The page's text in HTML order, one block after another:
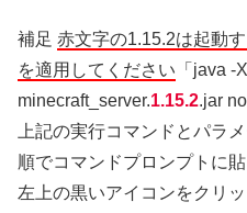
補足 赤文字の1.15.2は起動
を適用してください 「java
minecraft_server.1.15.2.jar
上記の実行コマンドとパラ
順でコマンドプロンプトに貼
左上の黒いアイコンをクリ